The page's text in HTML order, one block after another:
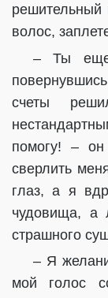
решительный
волос,
– Ты еще
счеты
помогу! –
сверлить
глаз, а я
чудовища,
страшного
– Я
мой голос